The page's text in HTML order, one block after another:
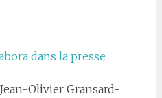
dans la presse
Olivier Gransard-